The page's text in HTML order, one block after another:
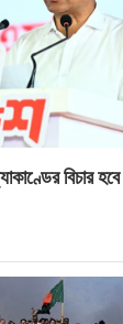
বিচার